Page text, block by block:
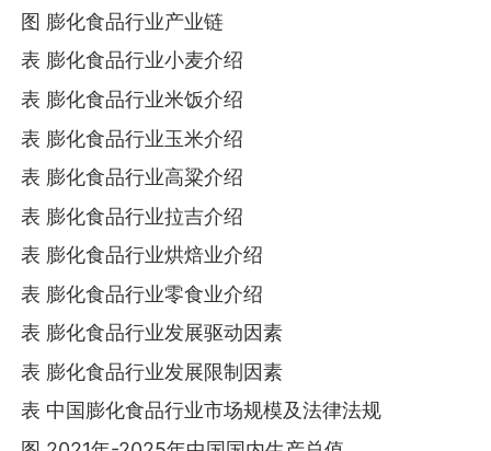
图 膨化食品行业产业链
表 膨化食品行业小麦介绍
表 膨化食品行业米饭介绍
表 膨化食品行业玉米介绍
表 膨化食品行业高粱介绍
表 膨化食品行业拉吉介绍
表 膨化食品行业烘焙业介绍
表 膨化食品行业零食业介绍
表 膨化食品行业发展驱动因素
表 膨化食品行业发展限制因素
表 中国膨化食品行业市场规模及法律法规